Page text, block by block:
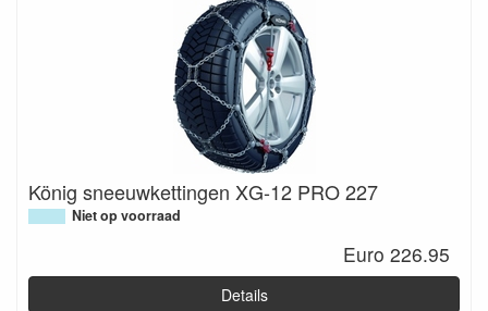
König sneeuwkettingen XG-12 PRO 227
Niet op voorraad
Euro 226.95
Details